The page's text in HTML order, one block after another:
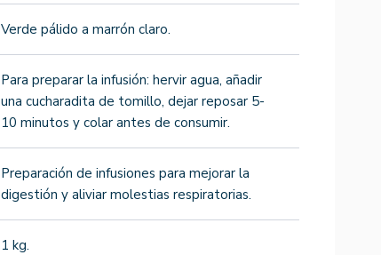
Verde pálido a marrón claro.
Para preparar la infusión: hervir agua, añadir
una cucharadita de tomillo, dejar reposar 5-
10 minutos y colar antes de consumir.
Preparación de infusiones para mejorar la
digestión y aliviar molestias respiratorias.
1 kg.